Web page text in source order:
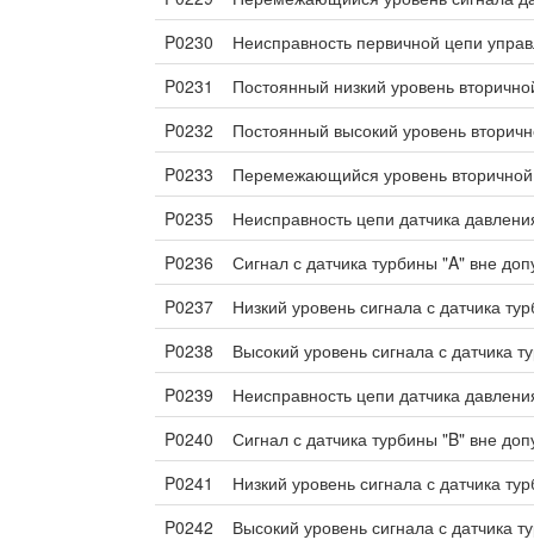
P0230
Неисправность первичной цепи
P0231
Постоянный низкий уровень
P0232
Постоянный высокий уровень
P0233
Перемежающийся уровень
P0235
Неисправность цепи датчика
P0236
Сигнал с датчика турбины "A" вне
P0237
Низкий уровень сигнала с датчика
P0238
Высокий уровень сигнала с датчика
P0239
Неисправность цепи датчика
P0240
Сигнал с датчика турбины "B" вне
P0241
Низкий уровень сигнала с датчика
P0242
Высокий уровень сигнала с датчика